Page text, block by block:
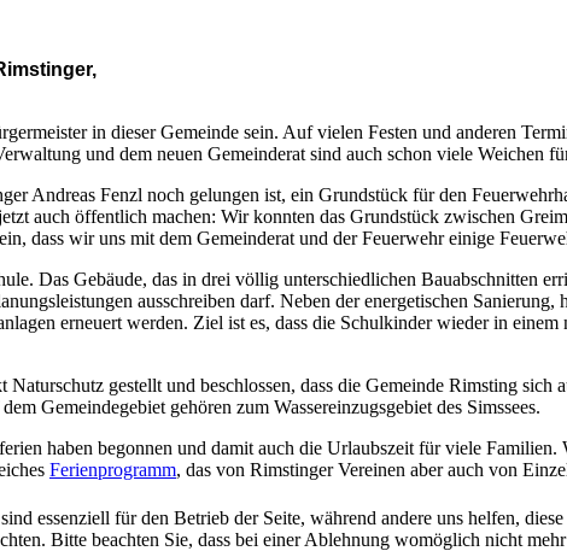
in dieser Gemeinde sein. Auf vielen Festen und anderen
und dem neuen Gemeinderat sind auch schon viele Weichen
Andreas Fenzl noch gelungen ist, ein Grundstück für den
auch öffentlich machen: Wir konnten das Grundstück zwischen
dass wir uns mit dem Gemeinderat und der Feuerwehr einige
Das Gebäude, das in drei völlig unterschiedlichen Bauabschnitten
ausschreiben darf. Neben der energetischen
erneuert werden. Ziel ist es, dass die Schulkinder wieder in
gestellt und beschlossen, dass die Gemeinde Rimsting
Gemeindegebiet gehören zum Wassereinzugsgebiet des Simssees.
haben begonnen und damit auch die Urlaubszeit für viele
Ferienprogramm, das von Rimstinger Vereinen aber auch von
essenziell für den Betrieb der Seite, während andere uns helfen,
Bitte beachten Sie, dass bei einer Ablehnung womöglich nicht